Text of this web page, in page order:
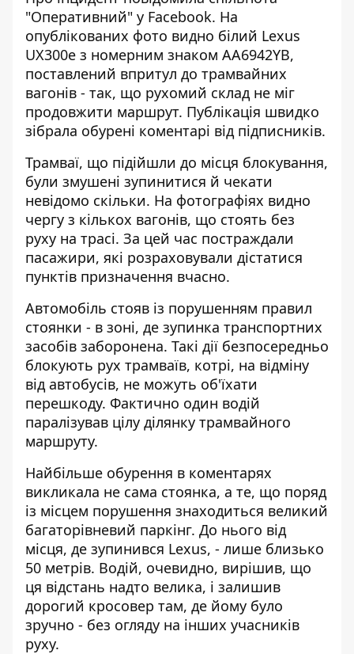
"Оперативний" у Facebook. На
опублікованих фото видно білий Lexus
UX300e з номерним знаком AA6942YB,
поставлений впритул до трамвайних
вагонів - так, що рухомий склад не міг
продовжити маршрут. Публікація швидко
зібрала обурені коментарі від підписників.
Трамваї, що підійшли до місця блокування,
були змушені зупинитися й чекати
невідомо скільки. На фотографіях видно
чергу з кількох вагонів, що стоять без
руху на трасі. За цей час постраждали
пасажири, які розраховували дістатися
пунктів призначення вчасно.
Автомобіль стояв із порушенням правил
стоянки - в зоні, де зупинка транспортних
засобів заборонена. Такі дії безпосередньо
блокують рух трамваїв, котрі, на відміну
від автобусів, не можуть об'їхати
перешкоду. Фактично один водій
паралізував цілу ділянку трамвайного
маршруту.
Найбільше обурення в коментарях
викликала не сама стоянка, а те, що поряд
із місцем порушення знаходиться великий
багаторівневий паркінг. До нього від
місця, де зупинився Lexus, - лише близько
50 метрів. Водій, очевидно, вирішив, що
ця відстань надто велика, і залишив
дорогий кросовер там, де йому було
зручно - без огляду на інших учасників
руху.